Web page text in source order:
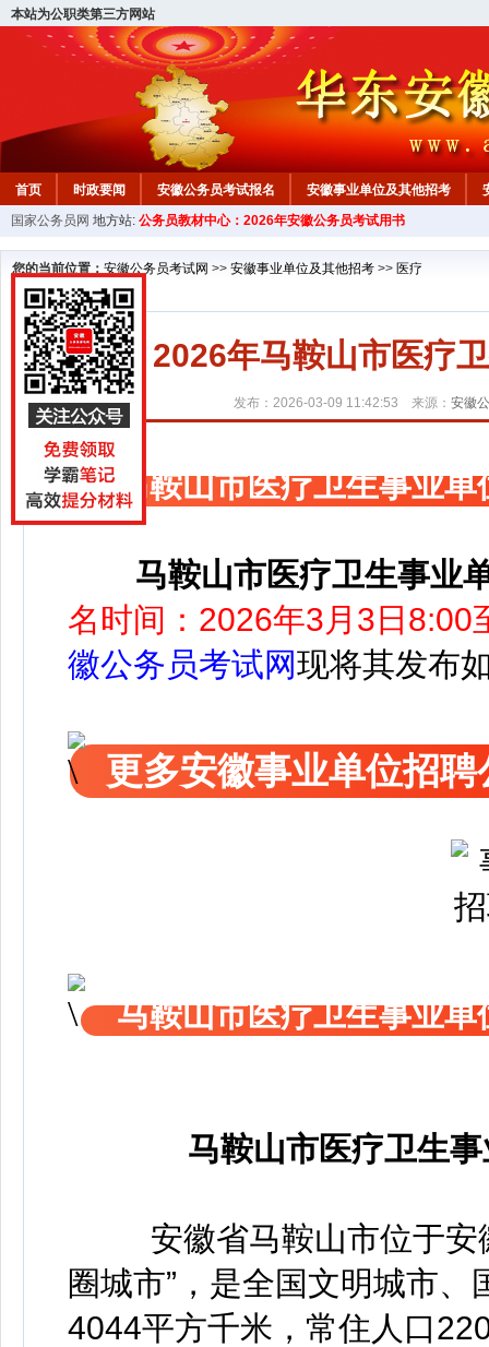
本站为公职类第三方网站
首页 时政要闻 安徽公务员考试报名 安徽事业单位及其他招考
安徽公务员行测试题 在线咨询 教材中心
国家公务员网 地方站: 公务员教材中心：2026年安徽公务员考试用书
您的当前位置： 安徽公务员考试网 >> 安徽事业单位及其他招考 >> 医疗
2026年马鞍山市医疗
发布：2026-03-09 11:42:53 来源： 安徽
马鞍山市医疗卫生事业单
马鞍山市医疗卫生事业
名时间：2026年3月3日8:00
徽公务员考试网现将其发布
更多安徽事业单位招聘
马鞍山市医疗卫生事业单
马鞍山市医疗卫生
安徽省马鞍山市位于安
圈城市”，是全国文明城市
4044平方千米，常住人口